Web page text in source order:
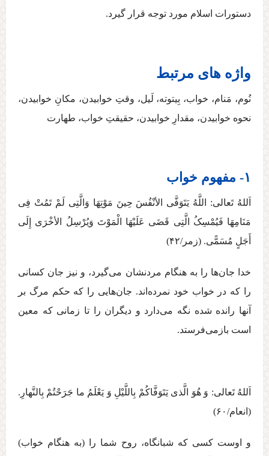
دستورات اسلام مورد توجه قرار گیرد.
واژه های مرتبط
نُوم، مَنام، خواب، بِیتوته، لَیل، وقتِ خوابیدن، مکانِ خوابیدن،
نحوه خوابیدن، مقدارِ خوابیدن، حقیقتِ خواب، طهارت
۱- مفهوم خواب
اَللهُ تَعالی:‏ اللَّهُ یَتَوَفَّی الأنْفُسَ حِینَ مَوْتِهَا وَالَّتِی لَمْ تَمُتْ فِی
مَنَامِهَا فَیُمْسِکُ الَّتِی قَضَی عَلَیْهَا الْمَوْتَ وَیُرْسِلُ الأخْرَی إِلَی
أَجَلٍ مُسَمًّی. (زمر/۴۲)
خدا جان‌ها را به هنگام مردنشان می‌گيرد، و نيز جان كسانی
را كه در خواب خود نمرده‌اند. جان‌هايی را كه حكم مرگ بر
آنها رانده شده نگه می‌دارد و ديگران را تا زمانی كه معين
است بازمی‌فرستد.
اَللهُ تَعالی:‏ وَ هُوَ الَّذی یَتَوَفَّاکُمْ بِاللَّیْلِ وَ یَعْلَمُ ما جَرَحْتُمْ بِالنَّهارِ.
(انعام/۶۰)
و اوست کسی که شبانگاه، روح شما را (به هنگام خواب)